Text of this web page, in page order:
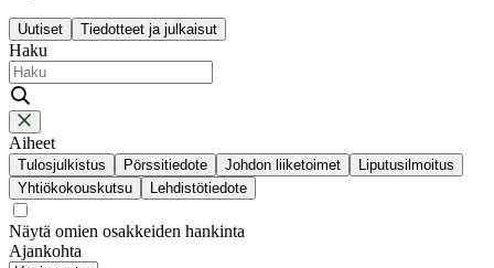
Uutiset Tiedotteet ja julkaisut
Haku
Aiheet
Tulosjulkistus Pörssitiedote Johdon liiketoimet
Liputusilmoitus
Yhtiökokouskutsu
Lehdistötiedote
Näytä omien osakkeiden hankinta
Ajankohta